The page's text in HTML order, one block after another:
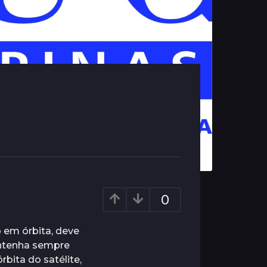
0
em órbita, deve
sempre
do satélite,